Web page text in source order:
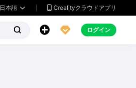
日本語   Crealityクラウドアプリ
   ログイン